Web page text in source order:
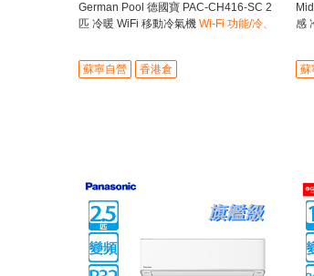
German Pool 德國寶 PAC-CH416-SC 2
匹 冷暖 WiFi 移動冷氣機 Wi-Fi 功能/冷、
蘇寧自營 香港倉
感
蘇